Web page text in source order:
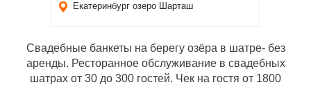
Екатеринбург озеро Шарташ
Свадебные банкеты на берегу озёра в шатре- без
аренды. Ресторанное обслуживание в свадебных
шатрах от 30 до 300 гостей. Чек на гостя от 1800